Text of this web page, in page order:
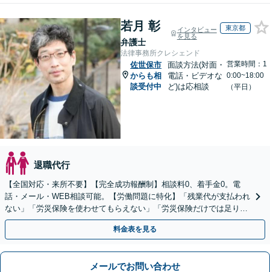
若月 彰
弁護士
インタビュー
を見る
東京都
法律事務所クレシェンド
佐世保市
からも相
談受付中
面談方法(対面・
電話・ビデオな
ど)は応相談
営業時間：1
0:00~18:00
（平日）
退職代行
【全国対応・来所不要】【完全成功報酬制】相談料0、着手金0。電
話・メール・WEB相談可能。【労働問題に特化】「残業代が支払われ
ない」「労災保険を使わせてもらえない」「労災保険だけでは足りな
い。損害賠償請求したい」など労働問題はお任せを。
料金表を見る
メールでお問い合わせ